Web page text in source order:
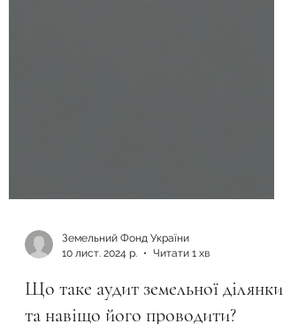
Земельний Фонд України
10 лист. 2024 р.
Читати 1 хв